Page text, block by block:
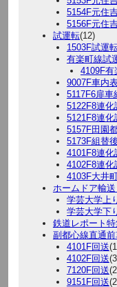
5154F元住
5156F元住
試運転(12)
1503F試運
有楽町線試
4109F有
9007F車内
5117F6扉車
5122F8連化
5121F8連化
5157F田園
5173F組替
4101F8連化
4102F8連化
4103F大井
ホームドア輸
学芸大学上
学芸大学下
鉄道レポート
副都心線直通
4101F回送
4102F回送
7120F回送
9151F回送